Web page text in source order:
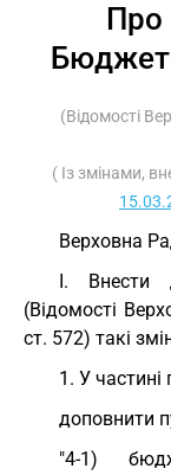
Про
(Відомості
( Із змінами,
Верховна
I. Внести
(Відомості
ст. 572) такі
1. У частині
доповнити
"4-1)